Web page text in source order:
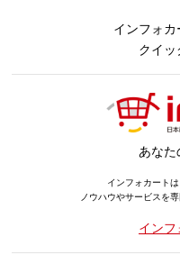
インフォカ
クイッ
あなた
インフォカート
ノウハウやサービスを
インフ